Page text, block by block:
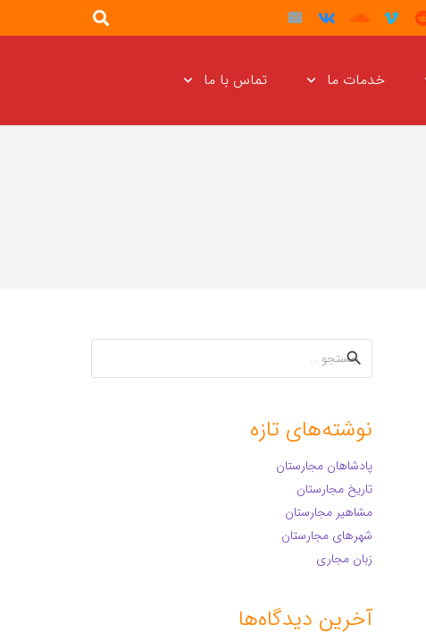
خدمات ما تماس با ما
جستجو
برای:
نوشته‌های تازه
پادشاهان مجارستان
تاریخ مجارستان
مشاهیر مجارستان
شهرهای مجارستان
زبان مجاری
آخرین دیدگاه‌ها